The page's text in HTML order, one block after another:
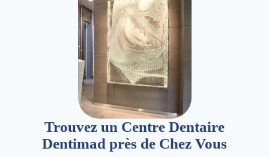
Trouvez un Centre Dentaire
Dentimad près de Chez Vous